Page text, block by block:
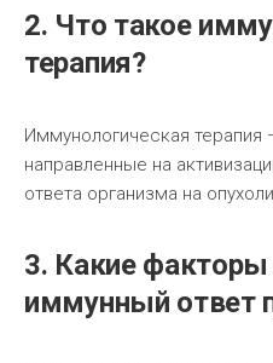
2. Что такое
терапия?
Иммунологическая терапия
направленные на
ответа организма на
3. Какие
иммунный ответ